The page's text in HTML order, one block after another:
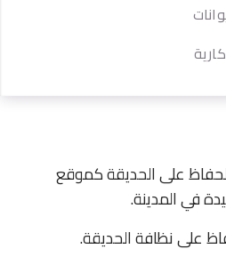
على الحديقة كموقع
في المدينة.
على نظافة الحديقة.